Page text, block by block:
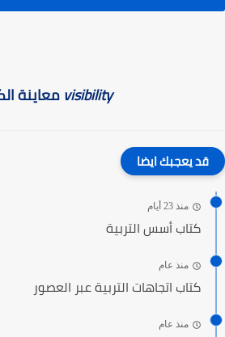
visibilityمعاينة
قد يعجبك ايضا
منذ 23 أيام
كتاب أسس التربية
منذ عام
كتاب اتجاهات التربية عبر العصور
منذ عام